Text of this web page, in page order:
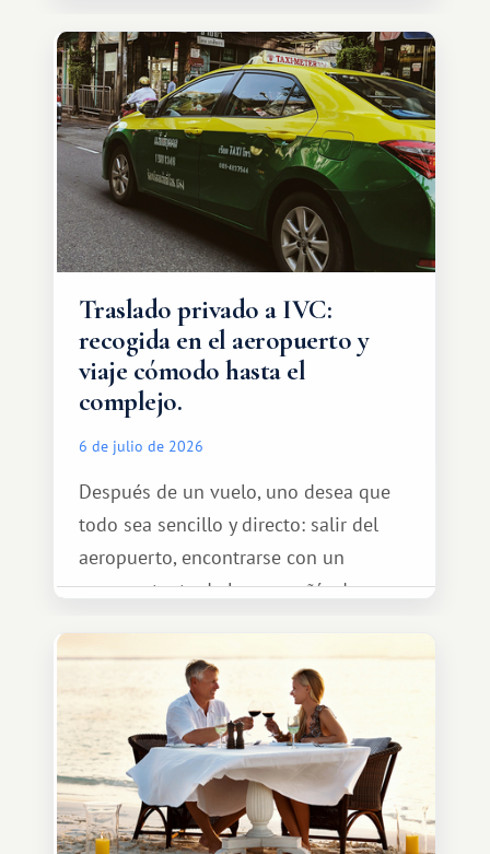
Traslado privado a IVC:
recogida en el aeropuerto y
viaje cómodo hasta el
complejo.
6 de julio de 2026
Después de un vuelo, uno desea que
todo sea sencillo y directo: salir del
aeropuerto, encontrarse con un
representante de la compañía de
tranquilamente hasta el complejo
turístico.